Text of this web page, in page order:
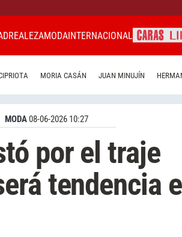
REALEZAMODAINTERNACIONAL
MORIA CASÁN JUAN MINUJÍN
MODA08-06-2026 10:27
por el traje
tendencia